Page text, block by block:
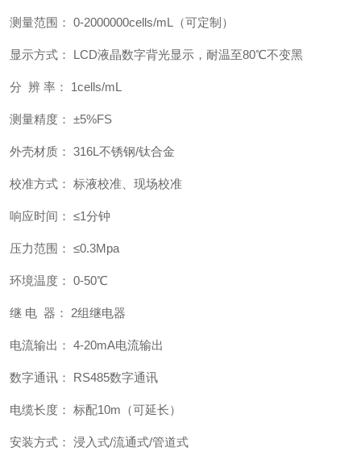
测量范围： 0-2000000cells/mL（可定制）
显示方式： LCD液晶数字背光显示，耐温至80℃不变黑
分 辨 率： 1cells/mL
测量精度： ±5%FS
外壳材质： 316L不锈钢/钛合金
校准方式： 标液校准、现场校准
响应时间： ≤1分钟
压力范围： ≤0.3Mpa
环境温度： 0-50℃
继 电 器： 2组继电器
电流输出： 4-20mA电流输出
数字通讯： RS485数字通讯
电缆长度： 标配10m（可延长）
安装方式： 浸入式/流通式/管道式